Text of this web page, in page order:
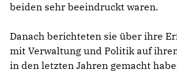
beiden sehr beeindruckt waren.
Danach berichteten sie über ihre
mit Verwaltung und Politik auf
in den letzten Jahren gemacht